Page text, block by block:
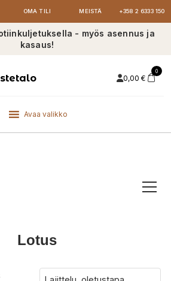
OMA TILI MEISTÄ +358 2 6333 150
- myös asennus ja
kasaus!
0,00 €
0
Avaa valikko
Lotus